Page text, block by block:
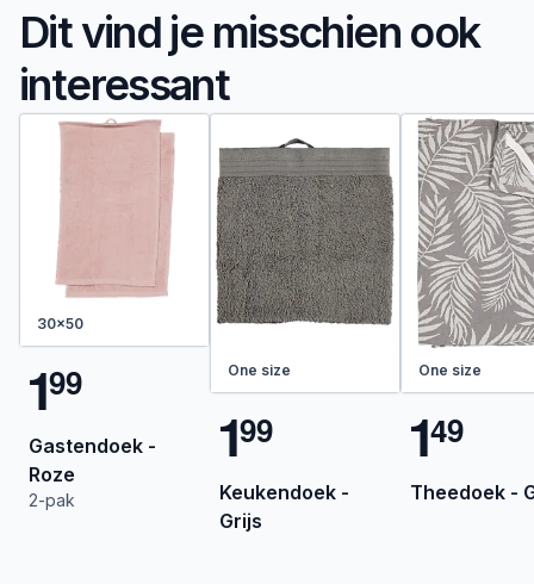
Dit vind je misschien ook
interessant
30x50
199
Gastendoek -
Roze
2-pak
One size
199
Keukendoek -
Grijs
One size
149
Theedoek -